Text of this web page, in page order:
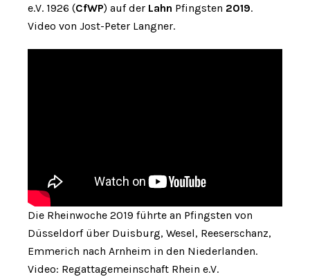
e.V. 1926 (CfWP) auf der Lahn Pfingsten 2019.
Video von Jost-Peter Langner.
Die Rheinwoche 2019 führte an Pfingsten von
Düsseldorf über Duisburg, Wesel, Reeserschanz,
Emmerich nach Arnheim in den Niederlanden.
Video: Regattagemeinschaft Rhein e.V.